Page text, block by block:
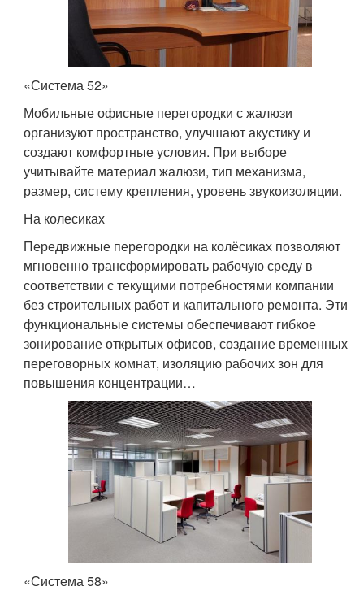
«Система 52»
Мобильные офисные перегородки с жалюзи
организуют пространство, улучшают акустику и
создают комфортные условия. При выборе
учитывайте материал жалюзи, тип механизма,
размер, систему крепления, уровень звукоизоляции.
На колесиках
Передвижные перегородки на колёсиках позволяют
мгновенно трансформировать рабочую среду в
соответствии с текущими потребностями компании
без строительных работ и капитального ремонта. Эти
функциональные системы обеспечивают гибкое
зонирование открытых офисов, создание временных
переговорных комнат, изоляцию рабочих зон для
повышения концентрации…
«Система 58»